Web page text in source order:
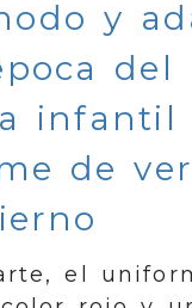
y
del
infantil
de
el